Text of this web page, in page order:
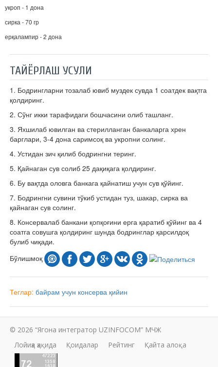
укроп - 1 дона
сирка - 70 гр
ерқалампир - 2 дона
ТАЙЁРЛАШ УСУЛИ
1. Бодрингларни тозалаб ювиб муздек сувда 1 соатдек вақтга
қолдиринг.
2. Сўнг икки тарафидаги бошчасини олиб ташланг.
3. Яхшилаб ювилган ва стерилланган банкаларга хрен
барглари, 3-4 дона саримсоқ ва укропни солинг.
4. Устидан зич қилиб бодрингни теринг.
5. Қайнаган сув солиб 25 дақиқага қолдиринг.
6. Бу вақтда оловга банкага қайнатиш учун сув қўйинг.
7. Бодрингни сувини тўкиб устидан туз, шакар, сирка ва
қайнаган сув солинг.
8. Консервалаб банкани қопқоғини ерга қаратиб қўйинг ва 4
соатга совушга қолдиринг шунда бодринглар қарсилдоқ
булиб чиқади.
Бўлишмоқ
Теглар: байрам учун консерва қийин
© 2026 “Ягона интегратор UZINFOCOM” МЧЖ
Лойиҳа ҳақида
Қоидалар Рейтинг Қайта алоқа